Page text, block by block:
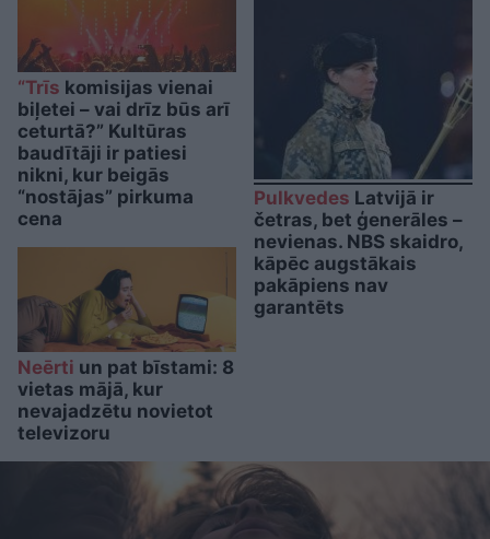
“Trīs komisijas vienai
biļetei – vai drīz būs arī
ceturtā?” Kultūras
baudītāji ir patiesi
nikni, kur beigās
“nostājas” pirkuma
cena
Neērti un pat bīstami: 8
vietas mājā, kur
nevajadzētu novietot
televizoru
Pulkvedes Latvijā ir
četras, bet ģenerāles –
nevienas. NBS skaidro,
kāpēc augstākais
pakāpiens nav
garantēts